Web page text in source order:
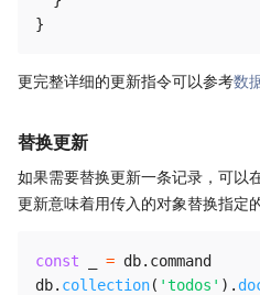
}
更完整详细的更新指令可以参考数
替换更新
如果需要替换更新一条记录，可以
更新意味着用传入的对象替换指定
const = db. command
db. collection( 'todos' ) .